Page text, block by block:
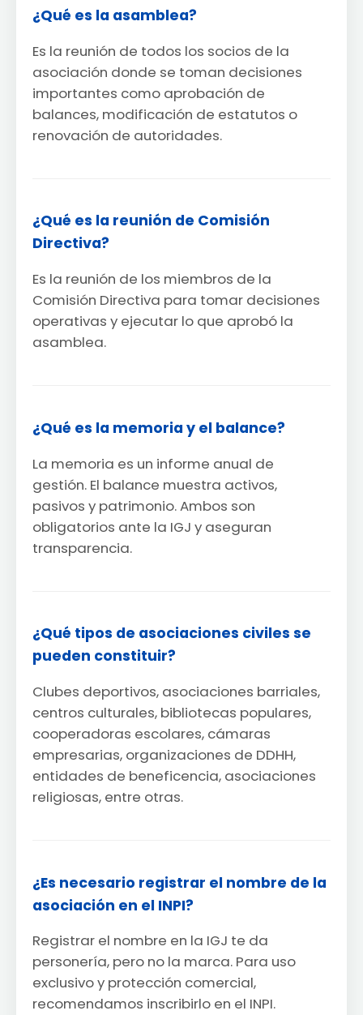
¿Qué es la asamblea?
Es la reunión de todos los socios de la
asociación donde se toman decisiones
importantes como aprobación de
balances, modificación de estatutos o
renovación de autoridades.
¿Qué es la reunión de Comisión
Directiva?
Es la reunión de los miembros de la
Comisión Directiva para tomar decisiones
operativas y ejecutar lo que aprobó la
asamblea.
¿Qué es la memoria y el balance?
La memoria es un informe anual de
gestión. El balance muestra activos,
pasivos y patrimonio. Ambos son
obligatorios ante la IGJ y aseguran
transparencia.
¿Qué tipos de asociaciones civiles se
pueden constituir?
Clubes deportivos, asociaciones barriales,
centros culturales, bibliotecas populares,
cooperadoras escolares, cámaras
empresarias, organizaciones de DDHH,
entidades de beneficencia, asociaciones
religiosas, entre otras.
¿Es necesario registrar el nombre de la
asociación en el INPI?
Registrar el nombre en la IGJ te da
personería, pero no la marca. Para uso
exclusivo y protección comercial,
recomendamos inscribirlo en el INPI.